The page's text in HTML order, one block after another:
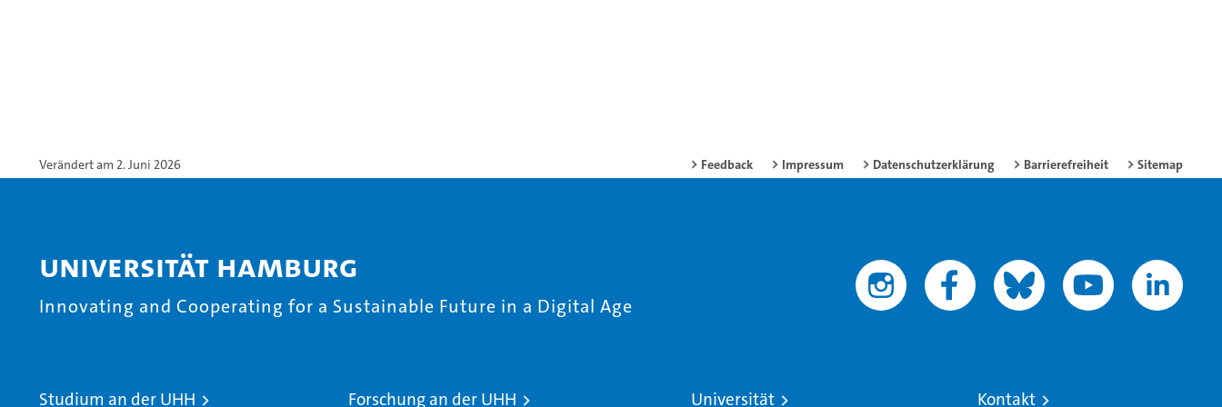
Verändert am 2. Juni 2026 Feedback Impressum Datenschutzerklärung Barrierefreiheit Sitemap
Universität Hamburg
Innovating and Cooperating for a Sustainable Future in a Digital Age
Studium an der UHH Forschung an der UHH Universität Kontakt